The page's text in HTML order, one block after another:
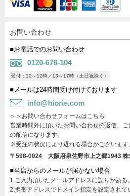
お問い合わせ
■お電話でのお問い合わせ
0120-678-104
受付：10～12時／13～17時（土日祝除く）
■メールは24時間受け付けております
info@hiorie.com
＞＞お問い合わせフォームはこちら
営業時間外に頂いたお問い合わせの返信、
の配信になります。
※受注の状況により遅れる場合がございます
〒598-0024 大阪府泉佐野市上之郷1943 株
■当店からのメールが届かない場合
1.ご入力頂いたメールアドレスに誤りがある。
2.携帯アドレスでドメイン指定を設定されて